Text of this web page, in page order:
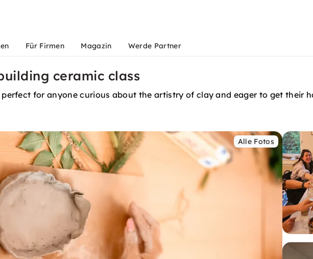
Für Firmen Magazin Werde Partner
ceramic class
for anyone curious about the artistry of clay and eager to get their
Alle Fotos